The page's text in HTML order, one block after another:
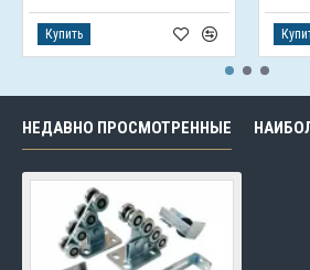
Купить
НЕДАВНО ПРОСМОТРЕННЫЕ